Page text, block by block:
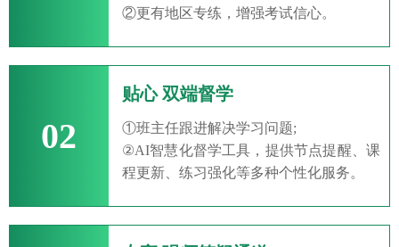
②更有地区专练，增强考试信心。
02
贴心 双端督学
①班主任跟进解决学习问题;
②AI智慧化督学工具，提供节点提醒、课
程更新、练习强化等多种个性化服务。